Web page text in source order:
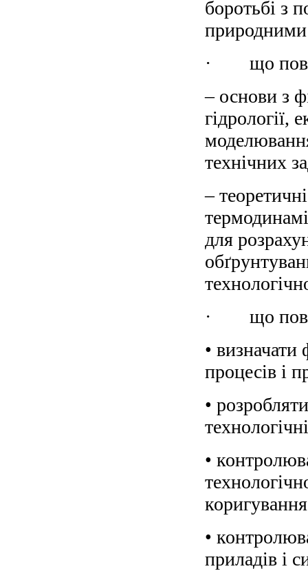
боротьбі з
· що
– основи з
гідрології,
технічних
–
для
· що
• визначати
процесів і
•
•
•
приладів і